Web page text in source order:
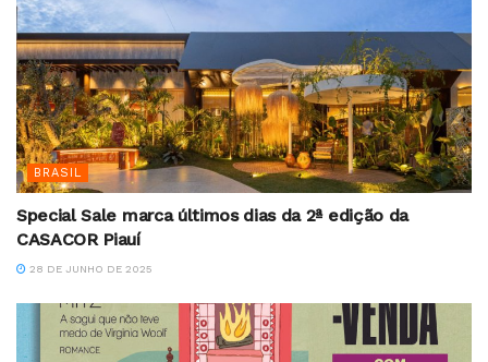
BRASIL
Special Sale marca últimos dias da 2ª edição da
CASACOR Piauí
28 DE JUNHO DE 2025